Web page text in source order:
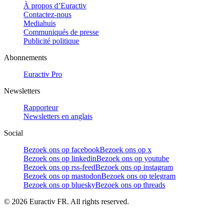
À propos d’Euractiv
Contactez-nous
Mediahuis
Communiqués de presse
Publicité politique
Abonnements
Euractiv Pro
Newsletters
Rapporteur
Newsletters en anglais
Social
Bezoek ons op facebookBezoek ons op x
Bezoek ons op linkedinBezoek ons op youtube
Bezoek ons op rss-feedBezoek ons op instagram
Bezoek ons op mastodonBezoek ons op telegram
Bezoek ons op blueskyBezoek ons op threads
© 2026 Euractiv FR. All rights reserved.